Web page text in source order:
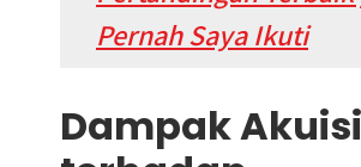
Pernah Saya Ikuti
Dampak